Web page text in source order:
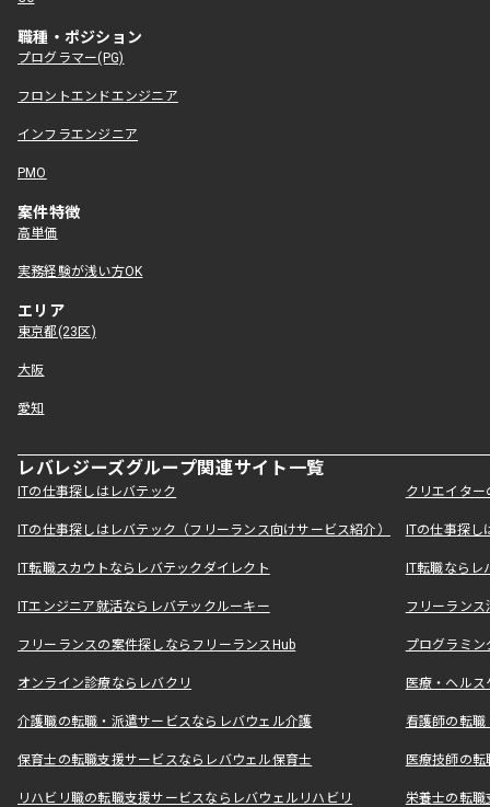
職種・ポジション
プログラマー(PG)
フロントエンドエンジニア
インフラエンジニア
PMO
案件特徴
高単価
実務経験が浅い方OK
エリア
東京都(23区)
大阪
愛知
レバレジーズグループ関連サイト一覧
ITの仕事探しはレバテック クリエイタ
ITの仕事探しはレバテック（フリーランス向けサービス紹介） ITの仕事探
IT転職スカウトならレバテックダイレクト IT転職なら
ITエンジニア就活ならレバテックルーキー フリーラン
フリーランスの案件探しならフリーランスHub プログラミ
オンライン診療ならレバクリ 医療・ヘル
介護職の転職・派遣サービスならレバウェル介護 看護師の転
保育士の転職支援サービスならレバウェル保育士 医療技師の
リハビリ職の転職支援サービスならレバウェルリハビリ 栄養士の転